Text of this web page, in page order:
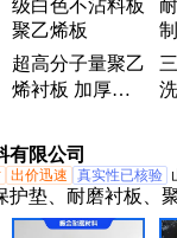
烯板、碳化硅板、
石棉橡胶板、聚氨
超高分子量聚乙
烯衬板 加厚阻
白色不沾料板聚
乙烯板
有限公司
出价迅速 真实性已核验
护垫、耐磨衬板、
烯衬板、临时垫道